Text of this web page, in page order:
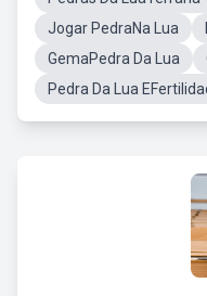
Jogar PedraNa Lua
GemaPedra Da Lua
Pedra Da Lua